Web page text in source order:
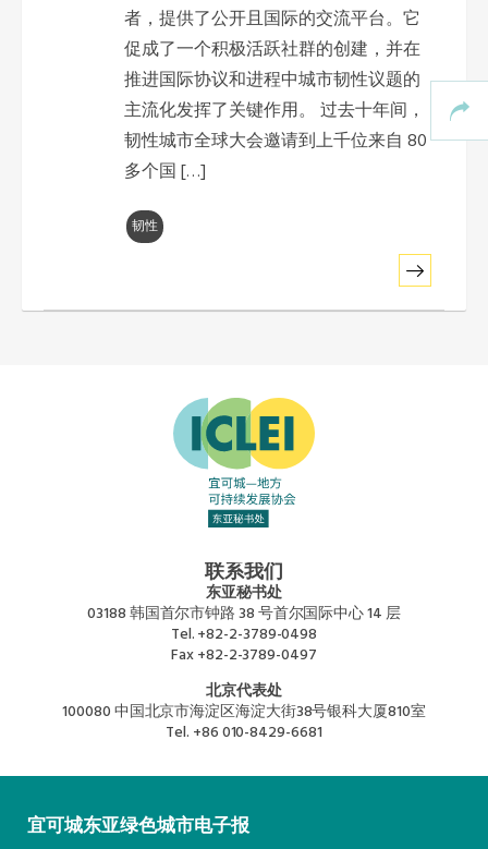
者，提供了公开且国际的交流平台。它
促成了一个积极活跃社群的创建，并在
推进国际协议和进程中城市韧性议题的
主流化发挥了关键作用。 过去十年间，
韧性城市全球大会邀请到上千位来自 80
多个国 […]
韧性
联系我们
东亚秘书处
03188 韩国首尔市钟路 38 号首尔国际中心 14 层
Tel.+82-2-3789-0498
Fax+82-2-3789-0497
北京代表处
100080 中国北京市海淀区海淀大街38号银科大厦810室
Tel. +86 010-8429-6681
宜可城东亚绿色城市电子报